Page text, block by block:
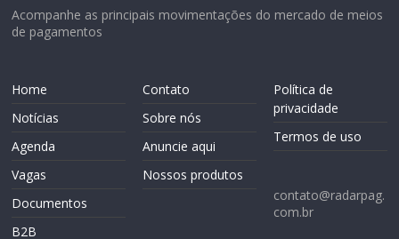
Acompanhe as principais movimentações do mercado de meios
de pagamentos
Home
Notícias
Agenda
Vagas
Documentos
B2B
Contato
Sobre nós
Anuncie aqui
Nossos produtos
Política de
privacidade
Termos de uso
contato@radarpag.
com.br